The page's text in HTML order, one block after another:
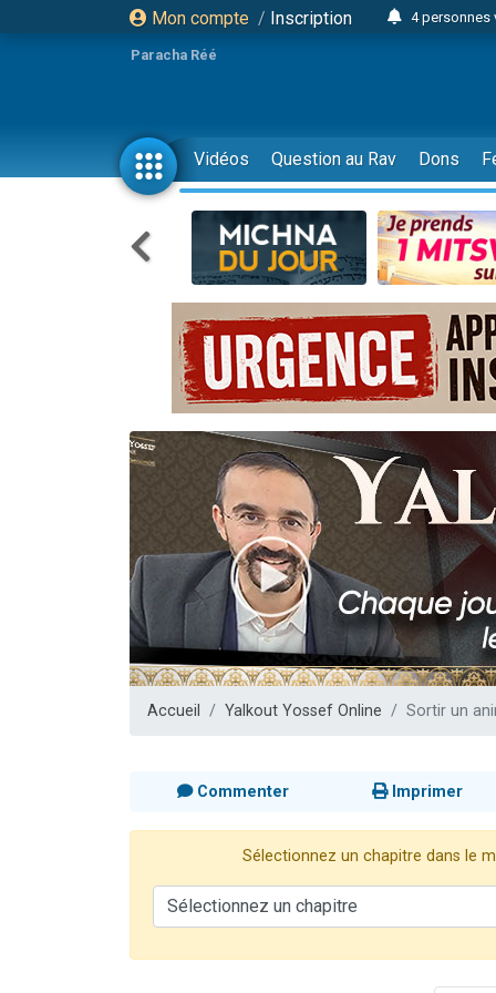
Mon compte / Inscription
4 personnes
3
13
2 personnes
30
Il reste
12
3 personnes
2 personnes
3 personnes
8
Nouvelle
61
Ariel vient
Il reste
Eva vient
Paracha Réé
Vidéos Question au Rav Dons
Accueil Yalkout Yossef Online Sortir un
Commenter Imprimer
Sélectionnez un chapitre dans le